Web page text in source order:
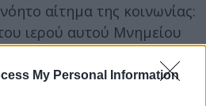
My Personal Information
αίτημα της κοινωνίας:
ιερού αυτού Μνημείου
όσους θυσιάστηκαν για
και αυτό πρέπει να